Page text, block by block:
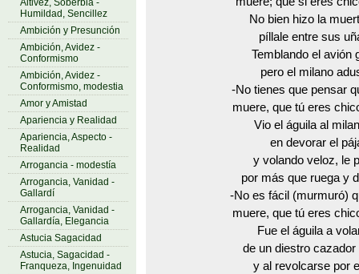
Altivez, Soberbia -
Humildad, Sencillez
Ambición y Presunción
Ambición, Avidez -
Conformismo
Ambición, Avidez -
Conformismo, modestia
Amor y Amistad
Apariencia y Realidad
Apariencia, Aspecto -
Realidad
Arrogancia - modestía
Arrogancia, Vanidad -
Gallardí
Arrogancia, Vanidad -
Gallardía, Elegancia
Astucia Sagacidad
Astucia, Sagacidad -
Franqueza, Ingenuidad
No bien hizo la
píllale entre sus
Temblando el avión
pero el milano
-No tienes que pensar
muere, que tú eres
Vio el águila al
en devorar el
y volando veloz, le
por más que ruega y
-No es fácil (murmuró)
muere, que tú eres
Fue el águila a
de un diestro
y al revolcarse por